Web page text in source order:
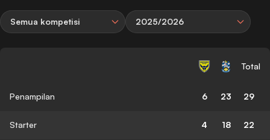
Semua kompetisi 2025/2026
Total
Penampilan 6 23 29
Starter 4 18 22